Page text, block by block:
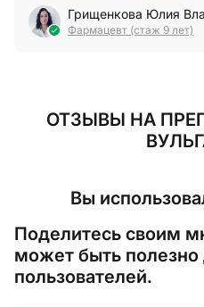
Грищенкова Юлия
Фармацевт (стаж 9 лет)
ОТЗЫВЫ НА
Вы
Поделитесь своим
может быть полезно
пользователей.